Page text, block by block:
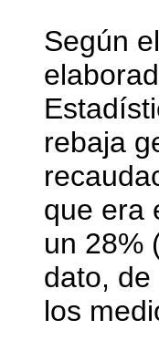
Según
rebaja
que era
un 28%
dato,
los